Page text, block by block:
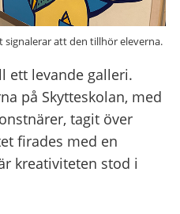
signalerar att den tillhör eleverna.
ett levande galleri.
på Skytteskolan, med
tagit över
firades med en
kreativiteten stod i